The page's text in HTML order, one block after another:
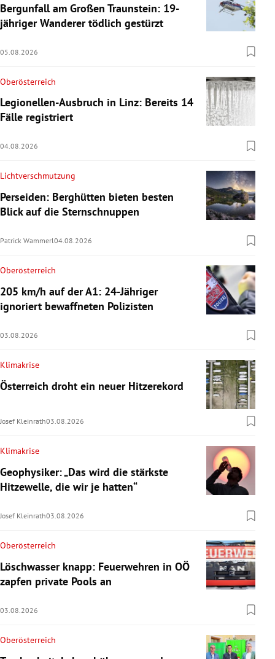
Bergunfall am Großen Traunstein: 19-
jähriger Wanderer tödlich gestürzt
05.08.2026
Oberösterreich
Legionellen-Ausbruch in Linz: Bereits 14
Fälle registriert
04.08.2026
Lichtverschmutzung
Perseiden: Berghütten bieten besten
Blick auf die Sternschnuppen
Patrick Wammerl04.08.2026
Oberösterreich
205 km/h auf der A1: 24-Jähriger
ignoriert bewaffneten Polizisten
03.08.2026
Klimakrise
Österreich droht ein neuer Hitzerekord
Josef Kleinrath03.08.2026
Klimakrise
Geophysiker: „Das wird die stärkste
Hitzewelle, die wir je hatten“
Josef Kleinrath03.08.2026
Oberösterreich
Löschwasser knapp: Feuerwehren in OÖ
zapfen private Pools an
03.08.2026
Oberösterreich